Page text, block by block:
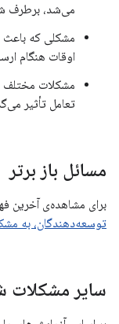
می‌شد، برطرف
مشکلی که باعث
اوقات هنگام
مشکلات مختلف
تعامل تأثیر
مسائل باز برتر
برای مشاهده‌ی آخرین
توسعه‌دهندگان، به
سایر مشکلات